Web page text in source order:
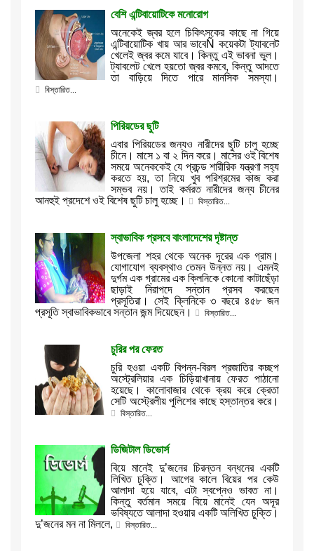
বেশি এন্টিবায়োটিকে মনোরোগ
অনেকেই জ্বর হলে চিকিৎসকের কাছে না গিয়ে
এন্টিবায়োটিক খায় আর ভাবেÑ কয়েকটা ট্যাবলেট
খেলেই জ্বর কমে যাবে। কিন্তু এই ভাবনা ভুল।
ট্যাবলেট খেলে হয়তো জ্বর কমবে, কিন্তু আদতে
তা বাড়িয়ে দিতে পারে মানসিক সমস্যা।
বিস্তারিত...
পিরিয়ডের ছুটি
এবার পিরিয়ডের জন্যও নারীদের ছুটি চালু হচ্ছে
চীনে। মাসে ১ বা ২ দিন করে। মাসের ওই বিশেষ
সময়ে অনেককেই যে প্রচন্ড শারীরিক যন্ত্রণা সহ্য
করতে হয়, তা নিয়ে খুব পরিশ্রমের কাজ করা
সম্ভব নয়। তাই কর্মরত নারীদের জন্য চীনের
আনহুই প্রদেশে ওই বিশেষ ছুটি চালু হচ্ছে।
বিস্তারিত...
স্বাভাবিক প্রসবে বাংলাদেশের দৃষ্টান্ত
উপজেলা শহর থেকে অনেক দূরের এক গ্রাম।
যোগাযোগ ব্যবস্থাও তেমন উন্নত নয়। এমনই
দুর্গম এক গ্রামের এক ক্লিনিকে কোনো কাটাছেঁড়া
ছাড়াই নিরাপদে সন্তান প্রসব করছেন
প্রসূতিরা। সেই ক্লিনিকে ৩ বছরে ৪৫৮ জন
প্রসূতি স্বাভাবিকভাবে সন্তান জন্ম দিয়েছেন।
বিস্তারিত...
চুরির পর ফেরত
চুরি হওয়া একটি বিপন্ন-বিরল প্রজাতির কচ্ছপ
অস্ট্রেলিয়ার এক চিড়িয়াখানায় ফেরত পাঠানো
হয়েছে। কালোবাজার থেকে ক্রয় করে ক্রেতা
সেটি অস্ট্রেলীয় পুলিশের কাছে হস্তান্তর করে।
বিস্তারিত...
ডিজিটাল ডিভোর্স
বিয়ে মানেই দু’জনের চিরন্তন বন্ধনের একটি
লিখিত চুক্তি। আগের কালে বিয়ের পর কেউ
আলাদা হয়ে যাবে, এটা স্বপ্নেও ভাবত না।
কিন্তু বর্তমান সময়ে বিয়ে মানেই যেন অদূর
ভবিষ্যতে আলাদা হওয়ার একটি অলিখিত চুক্তি।
দু’জনের মন না মিললে,
বিস্তারিত...